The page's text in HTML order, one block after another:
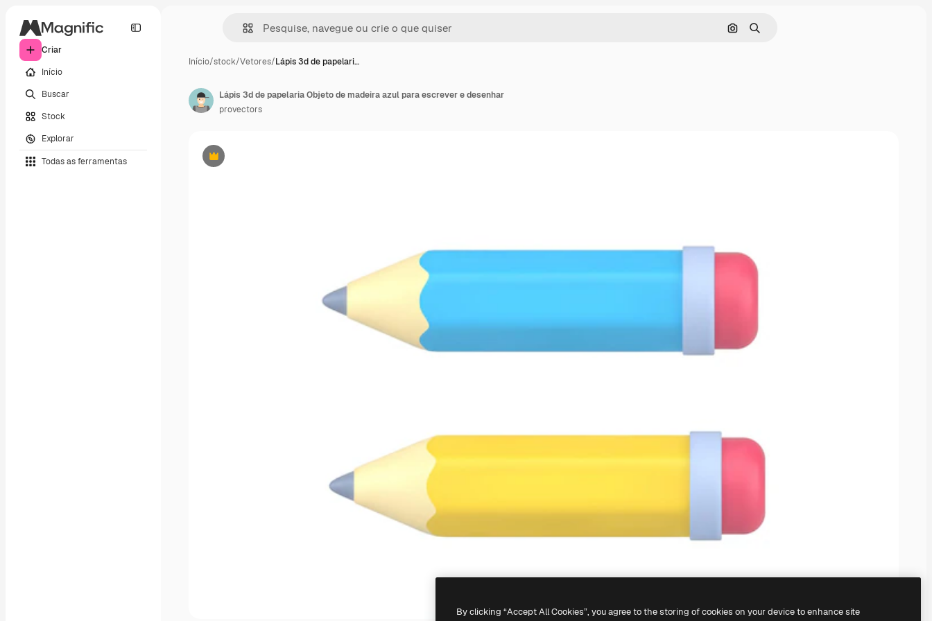
Criar
Início
Buscar
Stock
Explorar
Todas as ferramentas
Pesquisar por imagem
Buscar
Início/stock/Vetores/Lápis 3d de papelari…
Premium
Lápis 3d de papelaria Objeto de madeira azul para escrever e desenhar
provectors
By clicking “Accept All Cookies”, you agree to the storing of cookies on your device to enhance site